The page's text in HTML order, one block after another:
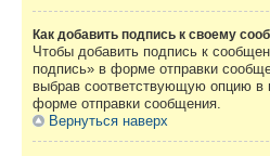
Как добавить подпись к своему
Чтобы добавить подпись к
подпись» в форме отправки
выбрав соответствующую опцию в
форме отправки сообщения.
Вернуться наверх